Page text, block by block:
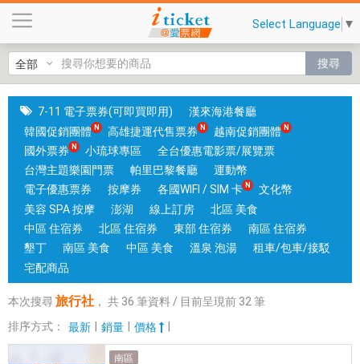
社
|
國
旅
卡
門
市
可
核
銷
；
售
各
實
Select Language ▼
搜尋
7-11 電子票券(可即買即用)
漢來海港餐廳
韓國促銷團體
高雄捷運代售票券
越南促銷團體
國外票券
小琉球專區
全台優惠電影票/展覽票
台灣主題樂園門票
帕里巴黎餐廳
運動幣
電子優惠票券
按摩券 各國WIFI / SIM 卡
文化幣
美容 SPA 按摩
澎湖 線上訂房
北區 美食
中區 住宿券
北區 住宿券 東部 住宿券
南區 住宿券
墾丁
南區 美食 中區 美食 溫泉 泡湯
租車/包車/接駁
宅配商品
本次搜尋 旅行社 ， 共 36 筆資料 / 目前呈現前 32 筆
排序方式：
最新 銷量 價格
南區